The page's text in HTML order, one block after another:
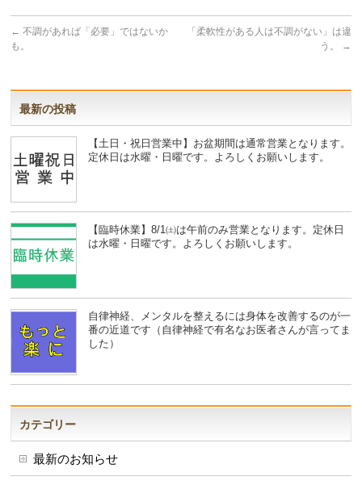
← 不調があれば「必要」ではないか
も。
「柔軟性がある人は不調がない」は違
う。
→
最新の投稿
【土日・祝日営業中】お盆期間は通常営業となります。
定休日は水曜・日曜です。よろしくお願いします。
【臨時休業】8/1㈯は午前のみ営業となります。定休日
は水曜・日曜です。よろしくお願いします。
自律神経、メンタルを整えるには身体を改善するのが一
番の近道です（自律神経で有名なお医者さんが言ってま
した）
カテゴリー
最新のお知らせ